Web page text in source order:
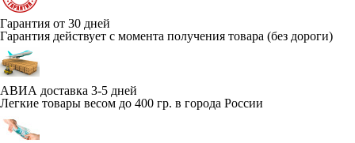
Гарантия от 30 дней
Гарантия действует с момента получения товара (без дороги)
АВИА доставка 3-5 дней
Легкие товары весом до 400 гр. в города России